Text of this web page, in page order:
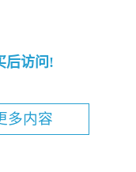
后访问!
多内容